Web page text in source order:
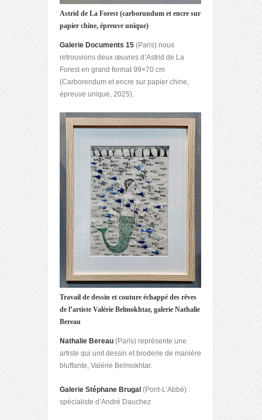
Astrid de La Forest (carborundum et encre sur
papier chine, épreuve unique)
Galerie Documents 15 (Paris) nous
retrouvions deux œuvres d’Astrid de La
Forest en grand format 99×70 cm
(Carborendum et encre sur papier chine,
épreuve unique, 2025).
Travail de dessin et couture échappé des rêves
de l’artiste Valérie Belmokhtar, galerie Nathalie
Bereau
Nathalie Bereau (Paris) représente une
artiste qui unit dessin et broderie de manière
bluffante, Valérie Belmokhtar.
Galerie Stéphane Brugal (Pont-L’Abbé) :
spécialiste d’André Dauchez